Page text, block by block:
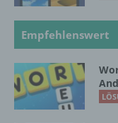
Empfehlenswert
Markierung
künftige
e) Profiling